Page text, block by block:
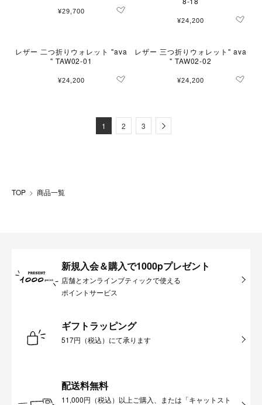
¥29,700
¥24,200
レザー 二つ折りウォレット "ava
" TAW02-01
¥24,200
レザー 三つ折りウォレット" ava
" TAW02-02
¥24,200
1 2 3 Next
TOP 商品一覧
新規入会＆購入で1000pプレゼント
店舗とオンラインブティックで使える
ポイントサービス
ギフトラッピング
517円（税込）にて承ります
配送料無料
11,000円（税込）以上ご購入、または「キャットスト